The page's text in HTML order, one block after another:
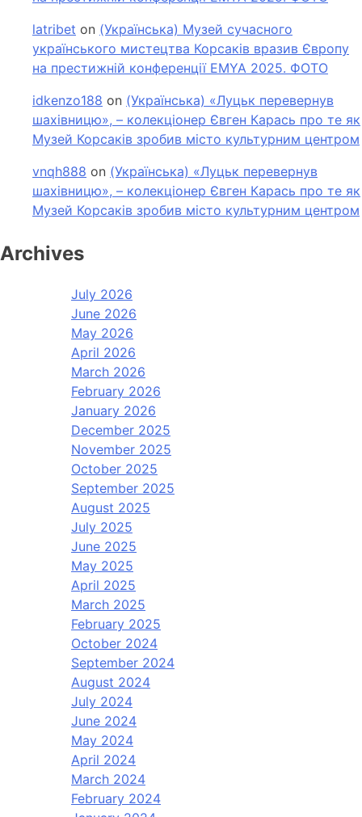
latribet on (Українська) Музей сучасного
українського мистецтва Корсаків вразив Європу
на престижній конференції EMYA 2025. ФОТО
idkenzo188 on (Українська) «Луцьк перевернув
шахівницю», – колекціонер Євген Карась про те як
Музей Корсаків зробив місто культурним центром
vnqh888 on (Українська) «Луцьк перевернув
шахівницю», – колекціонер Євген Карась про те як
Музей Корсаків зробив місто культурним центром
Archives
July 2026
June 2026
May 2026
April 2026
March 2026
February 2026
January 2026
December 2025
November 2025
October 2025
September 2025
August 2025
July 2025
June 2025
May 2025
April 2025
March 2025
February 2025
October 2024
September 2024
August 2024
July 2024
June 2024
May 2024
April 2024
March 2024
February 2024